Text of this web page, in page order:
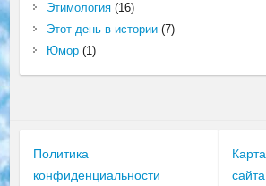
Этимология(16)
Этот день в истории(7)
Юмор(1)
Политика
конфиденциальности
Карта
сайта